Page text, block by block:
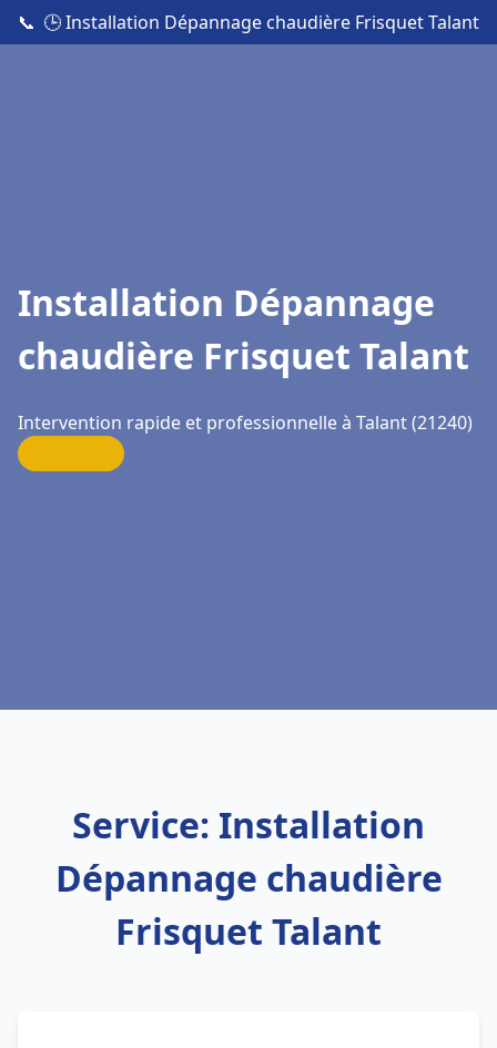
📞 🕒 Installation Dépannage chaudière Frisquet Talant
Installation Dépannage
chaudière Frisquet Talant
Intervention rapide et professionnelle à Talant (21240)
Service: Installation
Dépannage chaudière
Frisquet Talant